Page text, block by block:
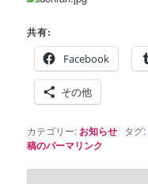
共有:
Facebook
その他
カテゴリー: お知らせ タグ:
稿のパーマリンク